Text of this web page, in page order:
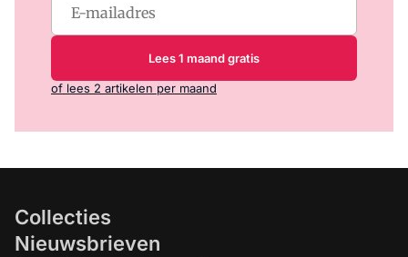
Lees 1 maand gratis
of lees 2 artikelen per maand
Collecties
Nieuwsbrieven